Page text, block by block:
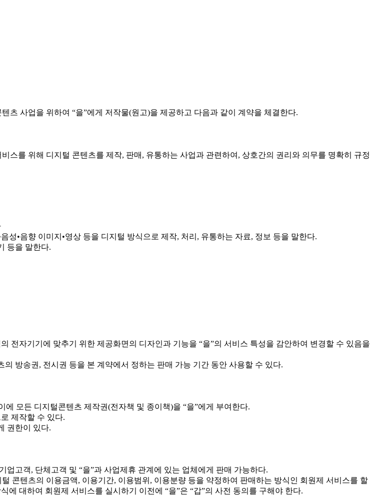
츠 사업을 위하여 “을”에게 저작물(원고)을 제공하고 다음과 같이 계약을 체결한다.
스를 위해 디지털 콘텐츠를 제작, 판매, 유통하는 사업과 관련하여, 상호간의 권리와 의무를 명확히 규정
성•음향 이미지•영상 등을 디지털 방식으로 제작, 처리, 유통하는 자료, 정보 등을 말한다.
등을 말한다.
전자기기에 맞추기 위한 제공화면의 디자인과 기능을 “을”의 서비스 특성을 감안하여 변경할 수 있음을
방송권, 전시권 등을 본 계약에서 정하는 판매 가능 기간 동안 사용할 수 있다.
모든 디지털콘텐츠 제작권(전자책 및 종이책)을 “을”에게 부여한다.
제작할 수 있다.
권한이 있다.
고객, 단체고객 및 “을”과 사업제휴 관계에 있는 업체에게 판매 가능하다.
콘텐츠의 이용금액, 이용기간, 이용범위, 이용분량 등을 약정하여 판매하는 방식인 회원제 서비스를 할
에 대하여 회원제 서비스를 실시하기 이전에 “을”은 “갑”의 사전 동의를 구해야 한다.